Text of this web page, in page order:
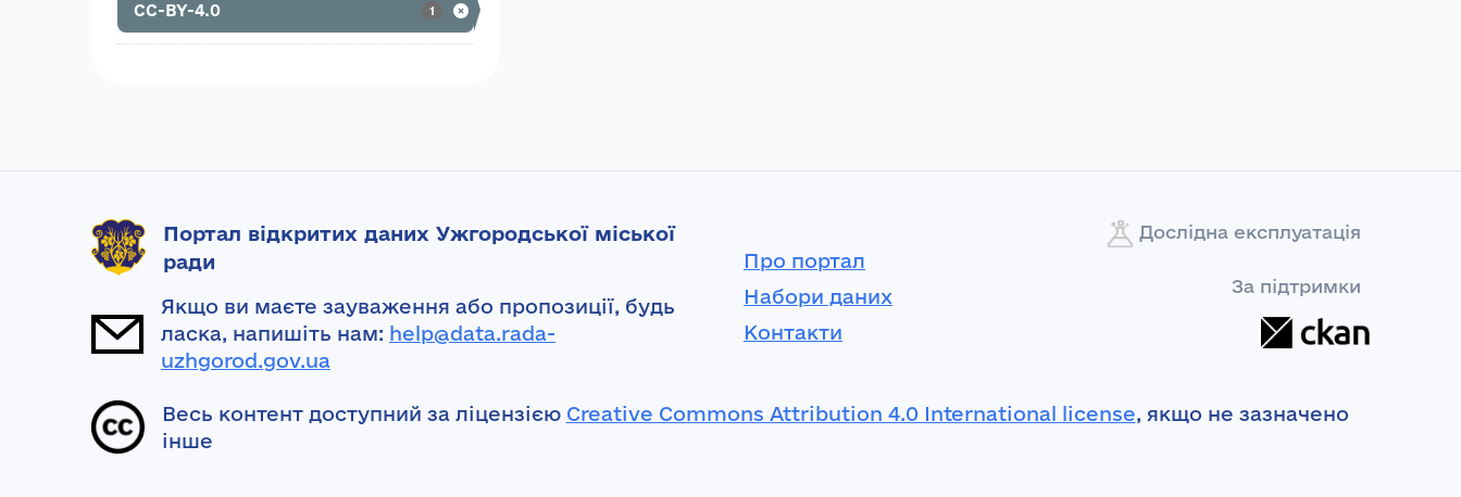
CC-BY-4.0 1
Портал відкритих даних Ужгородської міської
ради
Якщо ви маєте зауваження або пропозиції, будь
ласка, напишіть нам: help@data.rada-
uzhgorod.gov.ua
Про портал
Набори даних
Контакти
Дослідна експлуатація
За підтримки
Весь контент доступний за ліцензією Creative Commons Attribution 4.0 International license, якщо не зазначено
інше